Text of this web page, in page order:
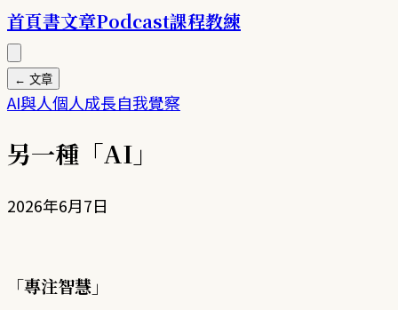
首頁書文章Podcast課程教練
← 文章
AI與人個人成長自我覺察
另一種「AI」
2026年6月7日
「專注智慧」